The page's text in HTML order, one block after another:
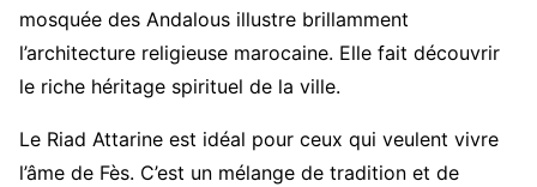
mosquée des Andalous illustre brillamment
l’architecture religieuse marocaine. Elle fait découvrir
le riche héritage spirituel de la ville.
Le Riad Attarine est idéal pour ceux qui veulent vivre
l’âme de Fès. C’est un mélange de tradition et de